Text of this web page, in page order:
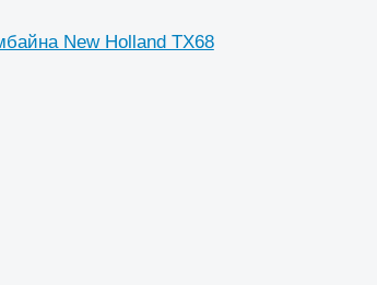
New Holland TX68